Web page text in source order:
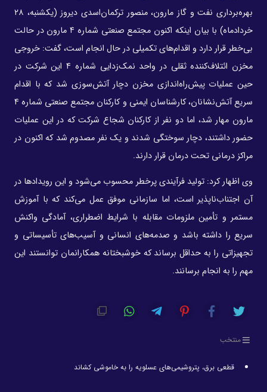
بهره‌برداری نفت و گاز مارون، منصور ترکمان‌اسدی دیروز (یکشنبه، ۲۸
خردادماه) با بیان اینکه اکنون مجتمع صنعتی شماره ۴ مارون در حالت
بی‌خطر قرار دارد و اقدام‌های تکمیلی در حال انجام است، گفت: خروجی
مخزن ائتلاف‌کننده ثقلی در واحد نمک‌زدایی شماره ۴ این شرکت در
حین عملیات پیش‌راه‌اندازی مخزن دچار آتش‌سوزی شد که با اقدام
سریع آتش‌نشانان، کارشناسان ایمنی و کارکنان مجتمع صنعتی شماره ۴
مارون مهار شد، اما دو نفر از کارکنان شجاع شرکت که در این عملیات
حضور داشتند، دچار سوختگی شدند و یک نفر مصدوم شد که اکنون در
مراکز درمانی تحت درمان قرار دارند.
وی اظهار کرد: تولید فرآیندی پرخطر محسوب می‌شود و این رویدادها در
آن اجتناب‌ناپذیر است، اما سازمانی موفق عمل می‌کند که با آموزش
مستمر و تأمین ملزومات مقابله با شرایط اضطراری، آمادگی واکنش
سریع را داشته باشد و صدمه‌های انسانی و آسیب‌های تأسیساتی و
تجهیزاتی را به حداقل برساند که خوشبختانه همکارانمان توانستند این
مهم را به انجام برسانند.
منتخب
قطعی برق، پتروشیمی‌های عسلویه را به خاموشی کشاند